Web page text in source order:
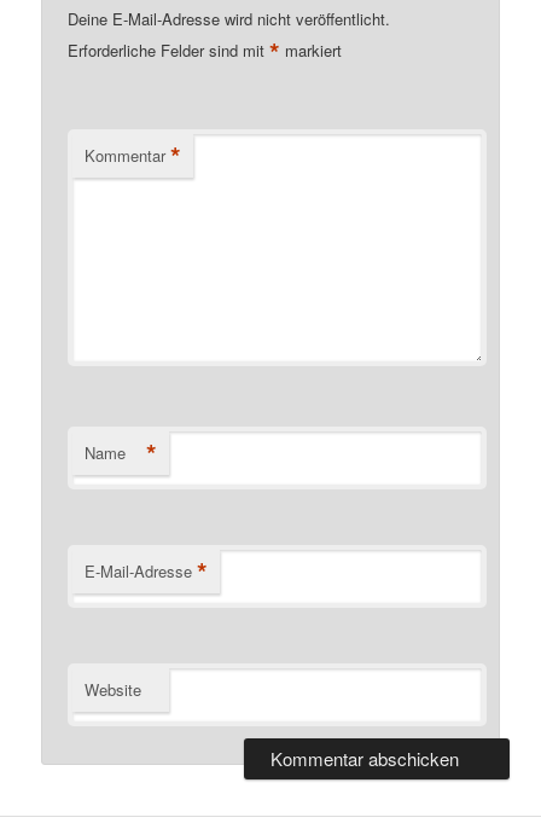
Deine E-Mail-Adresse wird nicht veröffentlicht.
Erforderliche Felder sind mit* markiert
Kommentar *
Name *
E-Mail-Adresse *
Website